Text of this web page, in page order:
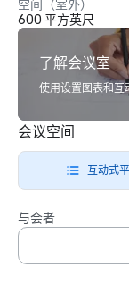
空间（室外）
600 平方英尺
了解会议室
使用设置图表和互
会议空间
互动式
与会者